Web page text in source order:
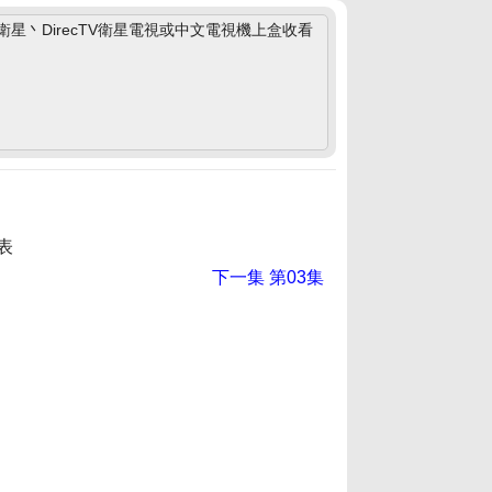
星丶DirecTV衛星電視或中文電視機上盒收看
下一集第03集